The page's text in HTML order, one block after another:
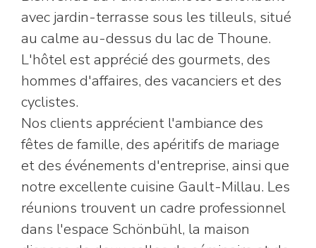
avec jardin-terrasse sous les tilleuls, situé
au calme au-dessus du lac de Thoune.
L'hôtel est apprécié des gourmets, des
hommes d'affaires, des vacanciers et des
cyclistes.
Nos clients apprécient l'ambiance des
fêtes de famille, des apéritifs de mariage
et des événements d'entreprise, ainsi que
notre excellente cuisine Gault-Millau. Les
réunions trouvent un cadre professionnel
dans l'espace Schönbühl, la maison